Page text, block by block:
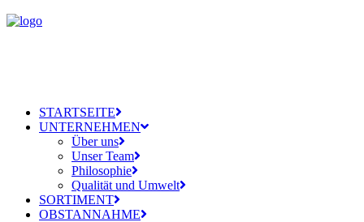
STARTSEITE
UNTERNEHMEN
Über uns
Unser Team
Philosophie
Qualität und Umwelt
SORTIMENT
OBSTANNAHME